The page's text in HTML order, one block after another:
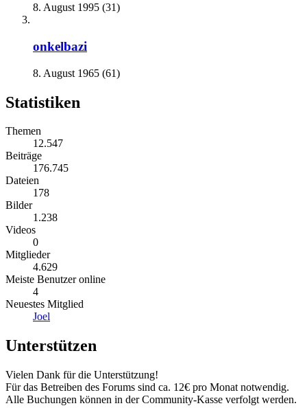
8. August 1995 (31)
onkelbazi
8. August 1965 (61)
Statistiken
Themen
12.547
Beiträge
176.745
Dateien
178
Bilder
1.238
Videos
0
Mitglieder
4.629
Meiste Benutzer online
4
Neuestes Mitglied
Joel
Unterstützen
Vielen Dank für die Unterstützung!
Für das Betreiben des Forums sind ca. 12€ pro Monat notwendig.
Alle Buchungen können in der Community-Kasse verfolgt werden.